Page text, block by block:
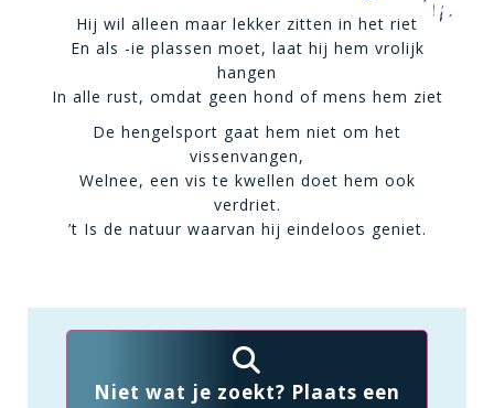
Hij wil alleen maar lekker zitten in het riet
En als -ie plassen moet, laat hij hem vrolijk
hangen
In alle rust, omdat geen hond of mens hem ziet
De hengelsport gaat hem niet om het
vissenvangen,
Welnee, een vis te kwellen doet hem ook
verdriet.
’t Is de natuur waarvan hij eindeloos geniet.
Niet wat je zoekt? Plaats een